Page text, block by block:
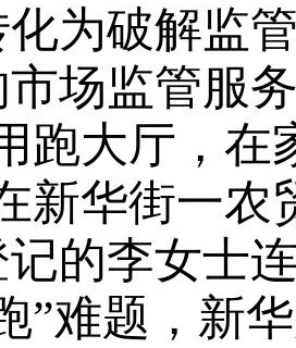
为破解监
场监管服
大厅，在家
新华街一农
的李女士
”难题，新